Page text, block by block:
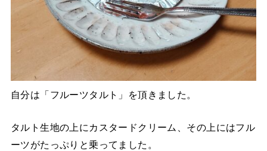
自分は「フルーツタルト」を頂きました。
タルト生地の上にカスタードクリーム、その上にはフル
ーツがたっぷりと乗ってました。